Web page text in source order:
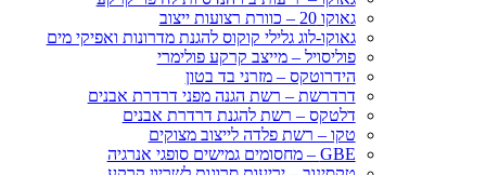
גאוקו 20 – כוורת רצועות ייצוב
גאוקו-לוג גלילי קוקוס להגנת מדרונות ואפיקי מים
פוליסויל – מייצב קרקע פולימרי
הידרוטקס – מזרני בד בטון
דרדרשת – רשת הגנה מפני דרדרת אבנים
דלטקס – רשת להגנת דרדרת אבנים
טקו – רשת פלדה לייצוב מצוקים
GBE – מחסומים גמישים סופגי אנרגיה